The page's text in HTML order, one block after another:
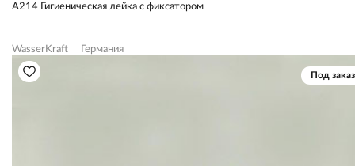
A214 Гигиеническая лейка с фиксатором
WasserKraft Германия
Под заказ